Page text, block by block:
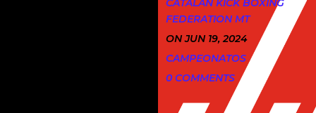
CATALAN KICK BOXING
FEDERATION MT
ON JUN 19, 2024
CAMPEONATOS
0 COMMENTS